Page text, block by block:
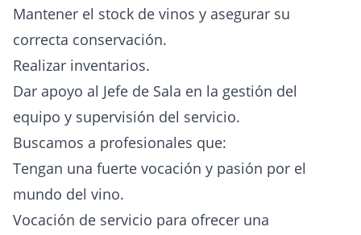
Mantener el stock de vinos y asegurar su
correcta conservación.
Realizar inventarios.
Dar apoyo al Jefe de Sala en la gestión del
equipo y supervisión del servicio.
Buscamos a profesionales que:
Tengan una fuerte vocación y pasión por el
mundo del vino.
Vocación de servicio para ofrecer una